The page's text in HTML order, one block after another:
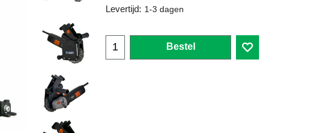
Levertijd: 1-3 dagen
Bestel